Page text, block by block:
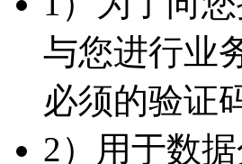
与您进行业
必须的验证
2）用于数